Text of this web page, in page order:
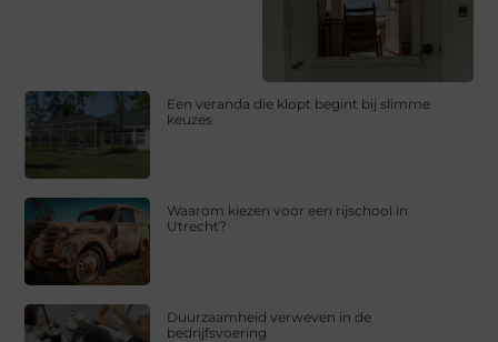
Een veranda die klopt begint bij slimme
keuzes
Waarom kiezen voor een rijschool in
Utrecht?
Duurzaamheid verweven in de
bedrijfsvoering